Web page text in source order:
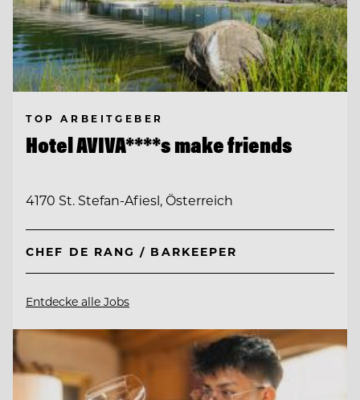
TOP ARBEITGEBER
Hotel AVIVA****s make friends
4170 St. Stefan-Afiesl, Österreich
CHEF DE RANG / BARKEEPER
Entdecke alle Jobs